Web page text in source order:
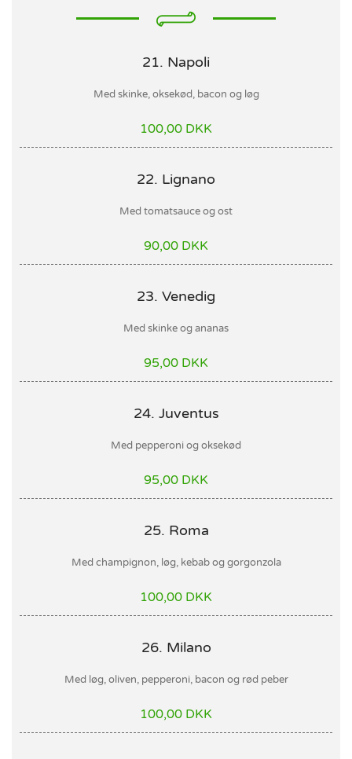
21. Napoli
Med skinke, oksekød, bacon og løg
100,00 DKK
22. Lignano
Med tomatsauce og ost
90,00 DKK
23. Venedig
Med skinke og ananas
95,00 DKK
24. Juventus
Med pepperoni og oksekød
95,00 DKK
25. Roma
Med champignon, løg, kebab og gorgonzola
100,00 DKK
26. Milano
Med løg, oliven, pepperoni, bacon og rød peber
100,00 DKK